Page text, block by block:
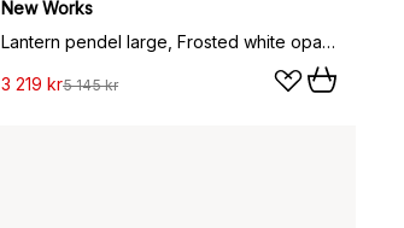
New Works
Lantern pendel large, Frosted white opal glass
3 219 kr5 145 kr